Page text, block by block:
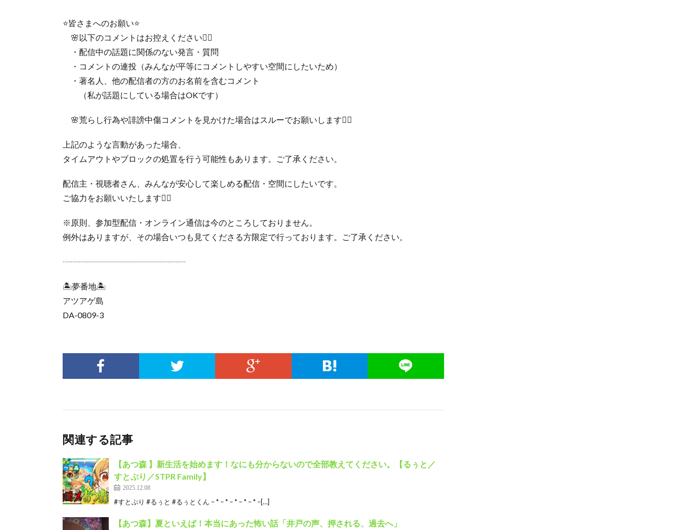
⭐️皆さまへのお願い⭐️
🌸以下のコメントはお控えください🙇‍♀️
・配信中の話題に関係のない発言・質問
・コメントの連投（みんなが平等にコメントしやすい空間にしたいため）
・著名人、他の配信者の方のお名前を含むコメント
（私が話題にしている場合はOKです）
🌸荒らし行為や誹謗中傷コメントを見かけた場合はスルーでお願いします🙇‍♀️
上記のような言動があった場合、
タイムアウトやブロックの処置を行う可能性もあります。ご了承ください。
配信主・視聴者さん、みんなが安心して楽しめる配信・空間にしたいです。
ご協力をお願いいたします🙇‍♀️
※原則、参加型配信・オンライン通信は今のところしておりません。
例外はありますが、その場合いつも見てくださる方限定で行っております。ご了承ください。
┈┈┈┈┈┈┈┈┈┈┈┈┈┈┈
🏝️夢番地🏝️
アツアゲ島
DA-0809-3
関連する記事
【あつ森 】新生活を始めます！なにも分からないので全部教えてください。【るぅと／
すとぷり／STPR Family】
2025.12.08
#すとぷり #るぅと #るぅとくん – * – * – * – * – * –[…]
【あつ森】夏といえば！本当にあった怖い話「井戸の声、押される、過去へ」